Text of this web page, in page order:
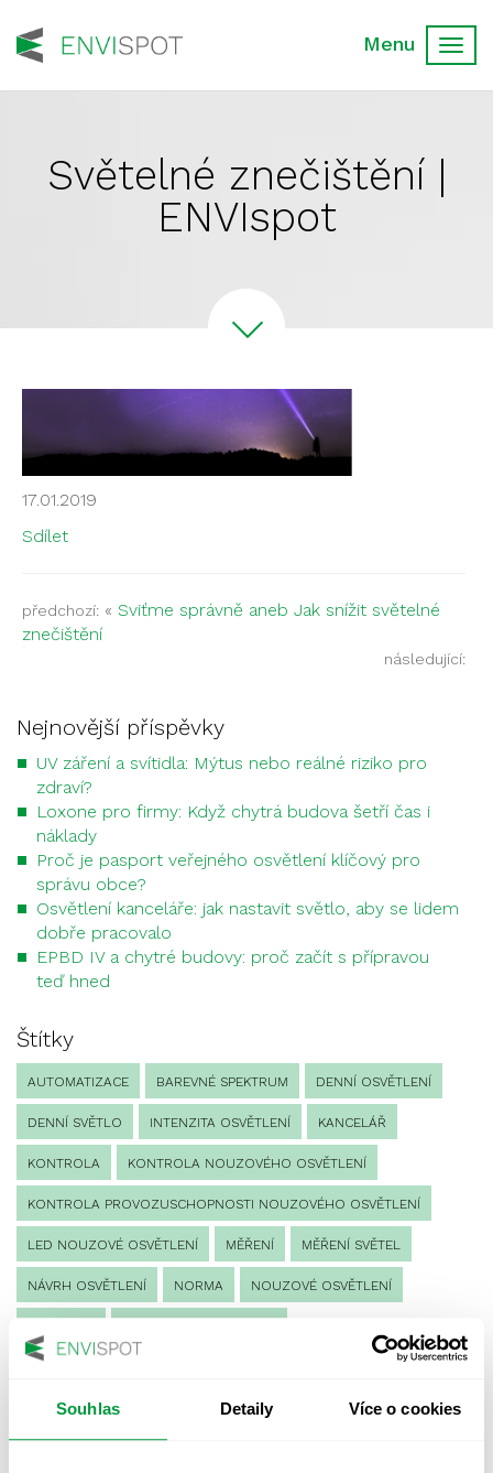
Souhlas Detaily Více o cookies
Světelné znečištění |
ENVIspot
17.01.2019
Sdílet
předchozí: « Sviťme správně aneb Jak snížit světelné
znečištění
následující:
Nejnovější příspěvky
UV záření a svítidla: Mýtus nebo reálné riziko pro
zdraví?
Loxone pro firmy: Když chytrá budova šetří čas i
náklady
Proč je pasport veřejného osvětlení klíčový pro
správu obce?
Osvětlení kanceláře: jak nastavit světlo, aby se lidem
dobře pracovalo
EPBD IV a chytré budovy: proč začít s přípravou
teď hned
Štítky
AUTOMATIZACE BAREVNÉ SPEKTRUM DENNÍ OSVĚTLENÍ
DENNÍ SVĚTLO INTENZITA OSVĚTLENÍ KANCELÁŘ
KONTROLA KONTROLA NOUZOVÉHO OSVĚTLENÍ
KONTROLA PROVOZUSCHOPNOSTI NOUZOVÉHO OSVĚTLENÍ
LED NOUZOVÉ OSVĚTLENÍ MĚŘENÍ MĚŘENÍ SVĚTEL
NÁVRH OSVĚTLENÍ NORMA NOUZOVÉ OSVĚTLENÍ
OSVĚTLENÍ SPORTOVIŠŤ POULIČNÍ OSVĚTLENÍ